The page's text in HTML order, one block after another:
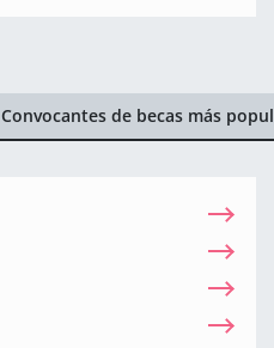
Convocantes de becas más